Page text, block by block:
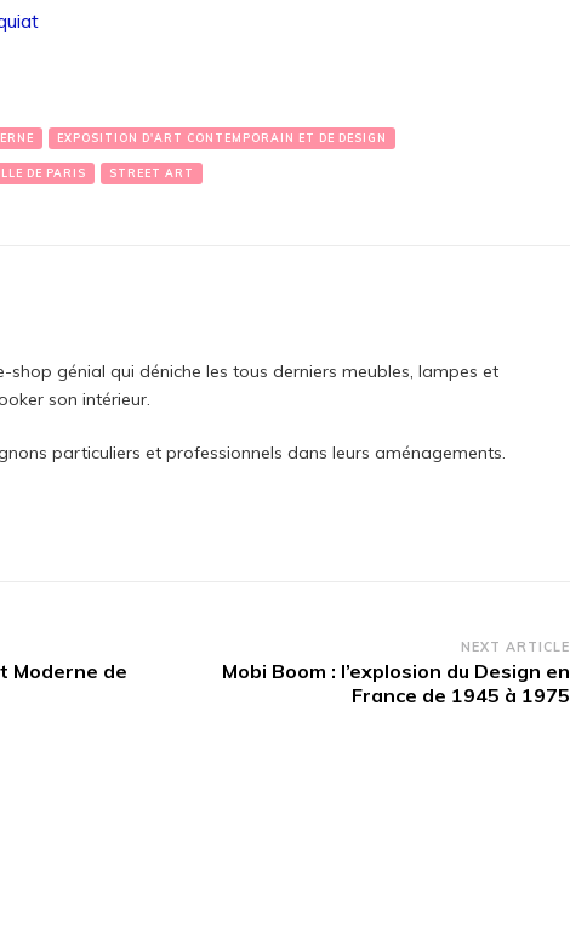
EXPOSITION D'ART CONTEMPORAIN ET DE DESIGN
DE PARIS STREET ART
shop génial qui déniche les tous derniers meubles, lampes et
son intérieur.
particuliers et professionnels dans leurs aménagements.
Moderne de
NEXT ARTICLE
Mobi Boom : l’explosion du Design en
France de 1945 à 1975